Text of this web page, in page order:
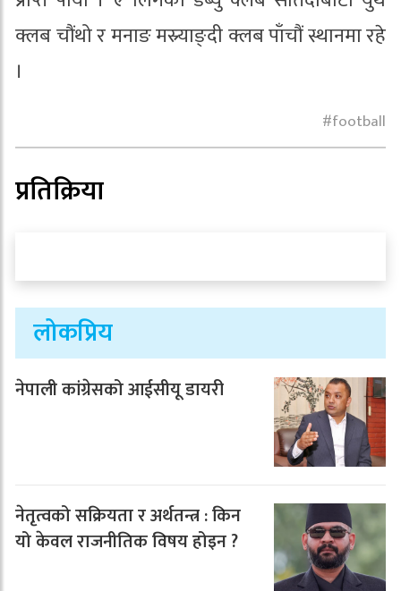
क्लब चौंथो र मनाङ मस्र्याङ्दी क्लब पाँचौं स्थानमा रहे
।
football
प्रतिक्रिया
लोकप्रिय
नेपाली कांग्रेसको आईसीयू डायरी
नेतृत्वको सक्रियता र अर्थतन्त्र : किन
यो केवल राजनीतिक विषय होइन ?